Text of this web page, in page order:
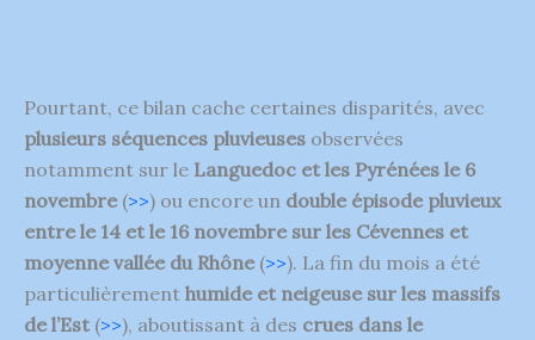
Pourtant, ce bilan cache certaines disparités, avec
plusieurs séquences pluvieuses observées
notamment sur le Languedoc et les Pyrénées le 6
novembre (>>) ou encore un double épisode pluvieux
entre le 14 et le 16 novembre sur les Cévennes et
moyenne vallée du Rhône (>>). La fin du mois a été
particulièrement humide et neigeuse sur les massifs
de l’Est(>>), aboutissant à des crues dans le